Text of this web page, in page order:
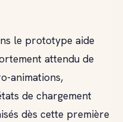
le prototype aide
attendu de
animations,
de chargement
dès cette première